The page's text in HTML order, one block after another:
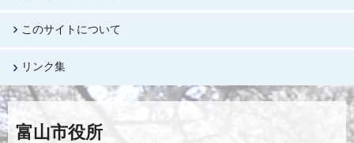
このサイトについて
リンク集
富山市役所